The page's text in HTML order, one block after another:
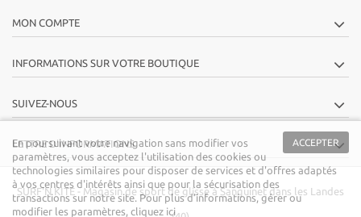
MON COMPTE
INFORMATIONS SUR VOTRE BOUTIQUE
SUIVEZ-NOUS
LETTRE D'INFORMATIONS
SURF'N KITE - Magasin de sport de glisse à Sanguinet dans les Landes
ACCEPTER
En poursuivant votre navigation sans modifier vos
paramètres, vous acceptez l'utilisation des cookies ou
technologies similaires pour disposer de services et d'offres adaptés
à vos centres d'intérêts ainsi que pour la sécurisation des
transactions sur notre site. Pour plus d’informations, gérer ou
modifier les paramètres, cliquez ici